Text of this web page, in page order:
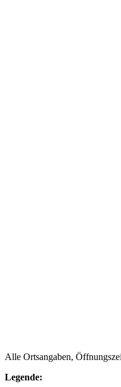
Alle Ortsangaben,
Legende: